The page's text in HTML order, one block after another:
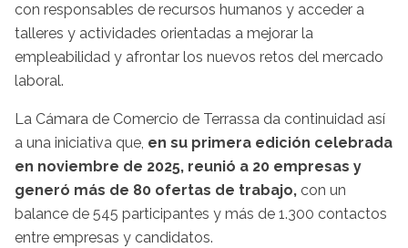
con responsables de recursos humanos y acceder a
talleres y actividades orientadas a mejorar la
empleabilidad y afrontar los nuevos retos del mercado
laboral.
La Cámara de Comercio de Terrassa da continuidad así
a una iniciativa que, en su primera edición celebrada
en noviembre de 2025, reunió a 20 empresas y
generó más de 80 ofertas de trabajo, con un
balance de 545 participantes y más de 1.300 contactos
entre empresas y candidatos.